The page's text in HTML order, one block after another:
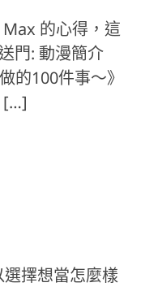
的心得，這
門: 動漫簡介
的100件事～》
[…]
擇想當怎麼樣